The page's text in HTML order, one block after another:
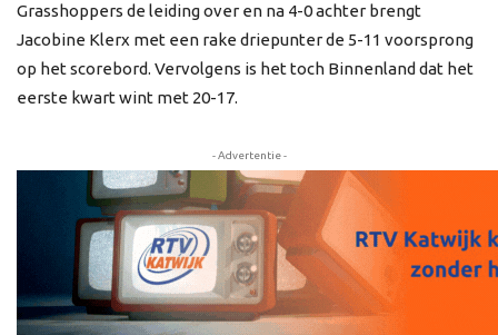
Grasshoppers de leiding over en na 4-0 achter brengt
Jacobine Klerx met een rake driepunter de 5-11 voorsprong
op het scorebord. Vervolgens is het toch Binnenland dat het
eerste kwart wint met 20-17.
- Advertentie -